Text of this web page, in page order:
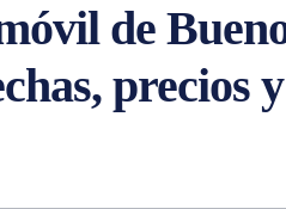
de
precios